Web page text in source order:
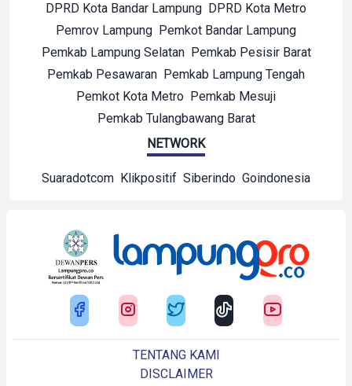
DPRD Kota Bandar Lampung DPRD Kota Metro
Pemrov Lampung Pemkot Bandar Lampung
Pemkab Lampung Selatan Pemkab Pesisir Barat
Pemkab Pesawaran Pemkab Lampung Tengah
Pemkot Kota Metro Pemkab Mesuji
Pemkab Tulangbawang Barat
NETWORK
Suaradotcom Klikpositif Siberindo Goindonesia
TENTANG KAMI
DISCLAIMER